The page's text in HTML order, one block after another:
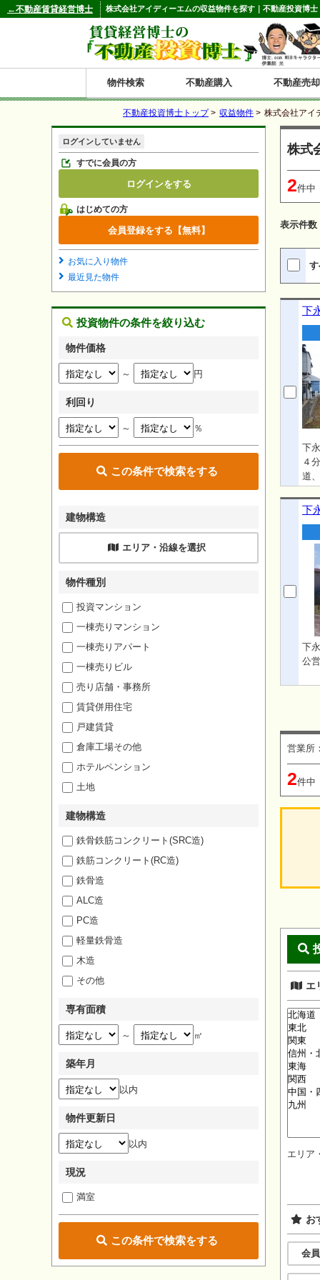
株式会社アイディーエムの収益物件を探す｜不動産投資博士
物件検索
北
海
道
東
北
青森
秋田
岩手
宮城
山形
福島
関
東
東京
埼玉
神奈川
千葉
茨城
栃木
群馬
信
州・
北
新潟
富山
石川
福井
長野
山梨
東
海
静岡
愛知
岐阜
三重
関
西
大阪
兵庫
京都
滋賀
奈良
和歌山
中
国・
四
鳥取
岡山
島根
広島
山口
香川
徳島
愛媛
高知
九
州
福岡
佐賀
長崎
熊本
大分
宮崎
鹿児島
沖縄
不動産購入 不動産売却
←不動産賃貸経営博士
不動産投資博士トップ> 収益物件 > 株式会社アイ
株式
2件中
表示件数
下
下
４
道
下
下
公
営業所
2件中
エ
エリア
お
会
ログインしていません
すでに会員の方
ログインをする
はじめての方
会員登録をする【無料】
お気に入り物件
最近見た物件
投資物件の条件を絞り込む
物件価格
～ 円
利回り
～ ％
この条件で検索をする
建物構造
エリア・沿線を選択
物件種別
投資マンション
一棟売りマンション
一棟売りアパート
一棟売りビル
売り店舗・事務所
賃貸併用住宅
戸建賃貸
倉庫工場その他
ホテルペンション
土地
建物構造
鉄骨鉄筋コンクリート(SRC造)
鉄筋コンクリート(RC造)
鉄骨造
ALC造
PC造
軽量鉄骨造
木造
その他
専有面積
～ ㎡
築年月
以内
物件更新日
以内
現況
満室
この条件で検索をする